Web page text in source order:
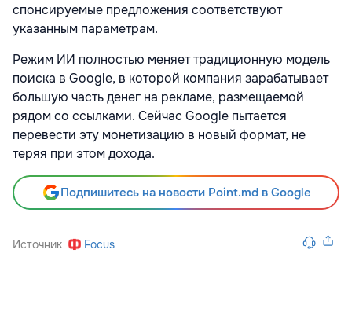
спонсируемые предложения соответствуют
указанным параметрам.
Режим ИИ полностью меняет традиционную модель
поиска в Google, в которой компания зарабатывает
большую часть денег на рекламе, размещаемой
рядом со ссылками. Сейчас Google пытается
перевести эту монетизацию в новый формат, не
теряя при этом дохода.
Подпишитесь на новости Point.md в Google
Источник Focus